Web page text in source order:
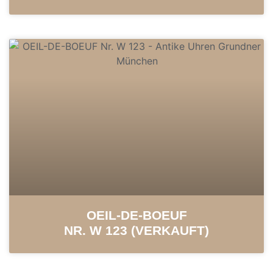
OEIL-DE-BOEUF
NR. W 123 (VERKAUFT)